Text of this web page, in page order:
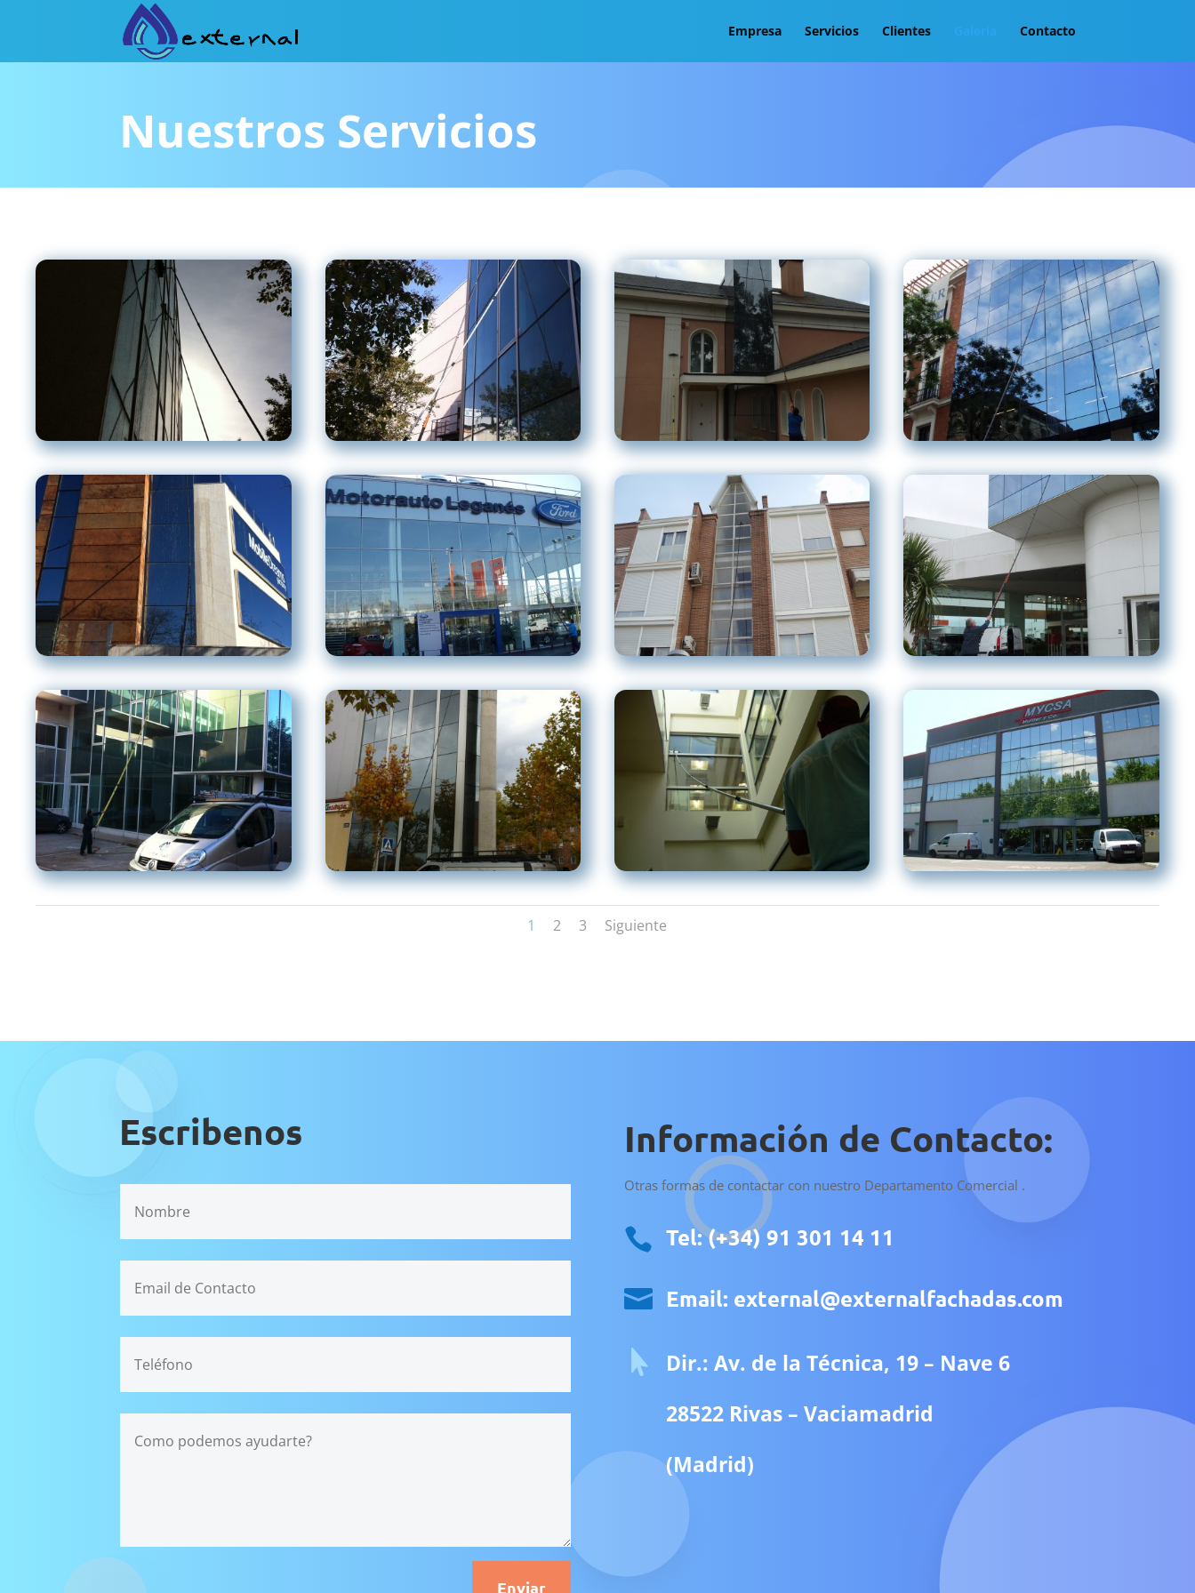
Empresa Servicios Clientes Contacto
Nuestros Servicios
1 2 3 Siguiente
Escribenos
Enviar
Información de Contacto:
Otras formas de contactar con nuestro Departamento Comercial .
 Tel: (+34) 91 301 14 11
 Email: external@externalfachadas.com

Dir.: Av. de la Técnica, 19 – Nave 6
28522 Rivas – Vaciamadrid
(Madrid)